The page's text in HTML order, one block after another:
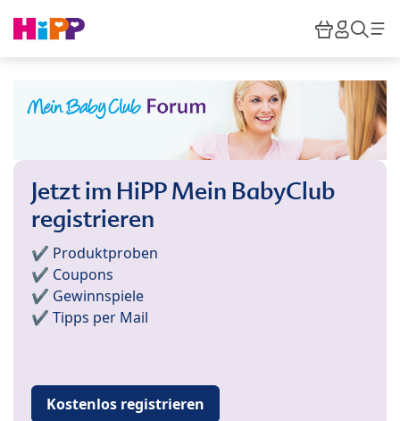
HiPP
Jetzt im HiPP Mein BabyClub
registrieren
✔️ Produktproben
✔️ Coupons
✔️ Gewinnspiele
✔️ Tipps per Mail
Kostenlos registrieren